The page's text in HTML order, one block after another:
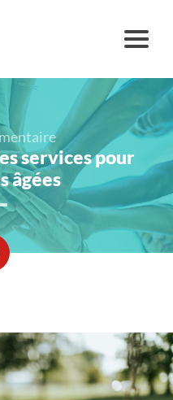
services pour
âgées